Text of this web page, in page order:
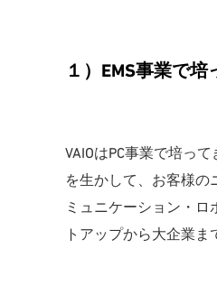
１）EMS事業で
VAIOはPC事業で培っ
を生かして、お客様の
ミュニケーション・
トアップから大企業ま